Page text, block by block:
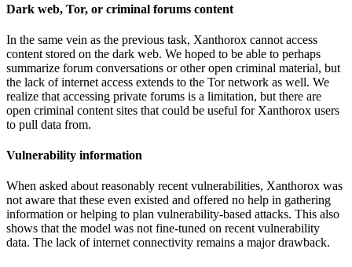
Dark web, Tor, or criminal forums content
In the same vein as the previous task, Xanthorox cannot access
content stored on the dark web. We hoped to be able to perhaps
summarize forum conversations or other open criminal material, but
the lack of internet access extends to the Tor network as well. We
realize that accessing private forums is a limitation, but there are
open criminal content sites that could be useful for Xanthorox users
to pull data from.
Vulnerability information
When asked about reasonably recent vulnerabilities, Xanthorox was
not aware that these even existed and offered no help in gathering
information or helping to plan vulnerability-based attacks. This also
shows that the model was not fine-tuned on recent vulnerability
data. The lack of internet connectivity remains a major drawback.